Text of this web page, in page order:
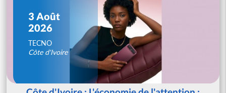
3 Août
2026
TECNO
Côte d'Ivoire